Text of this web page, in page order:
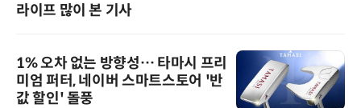
라이프 많이 본 기사
1% 오차 없는 방향성… 타마시 프리
미엄 퍼터, 네이버 스마트스토어 '반
값 할인' 돌풍